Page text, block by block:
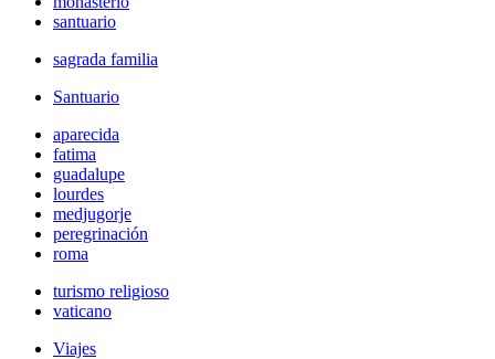
santuario
sagrada familia
Santuario
aparecida
fatima
guadalupe
lourdes
medjugorje
peregrinación
roma
turismo religioso
vaticano
Viajes